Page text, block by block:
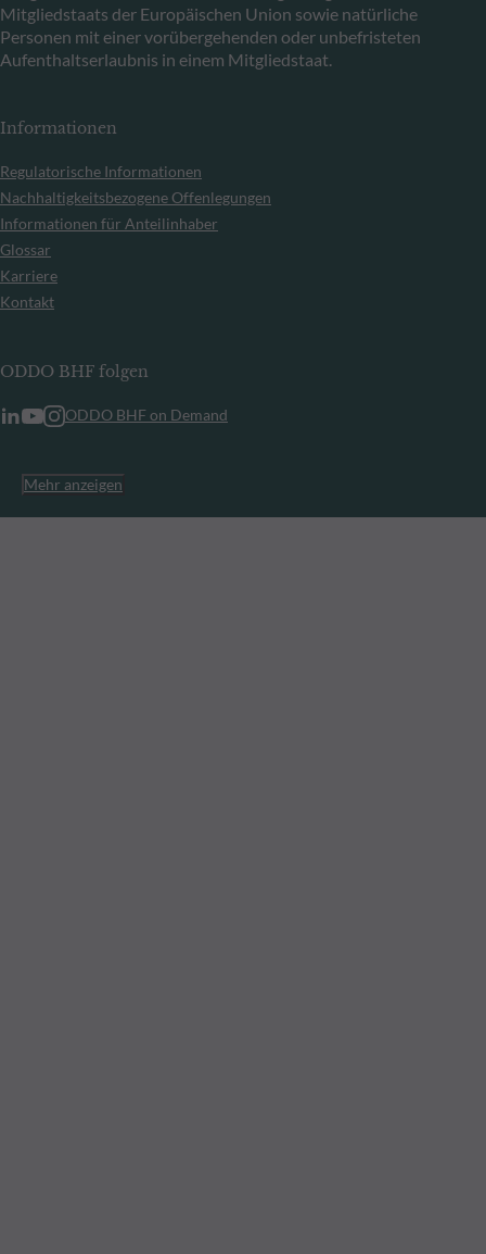
Mitgliedstaats der Europäischen Union sowie natürliche
Personen mit einer vorübergehenden oder unbefristeten
Aufenthaltserlaubnis in einem Mitgliedstaat.
Informationen
Regulatorische Informationen
Nachhaltigkeitsbezogene Offenlegungen
Informationen für Anteilinhaber
Glossar
Karriere
Kontakt
ODDO BHF folgen
ODDO BHF on Demand
Mehr anzeigen